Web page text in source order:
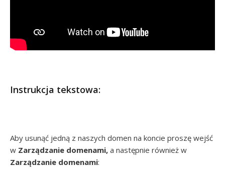
Instrukcja tekstowa:
Aby usunąć jedną z naszych domen na koncie proszę wejść
w Zarządzanie domenami, a następnie również w
Zarządzanie domenami: